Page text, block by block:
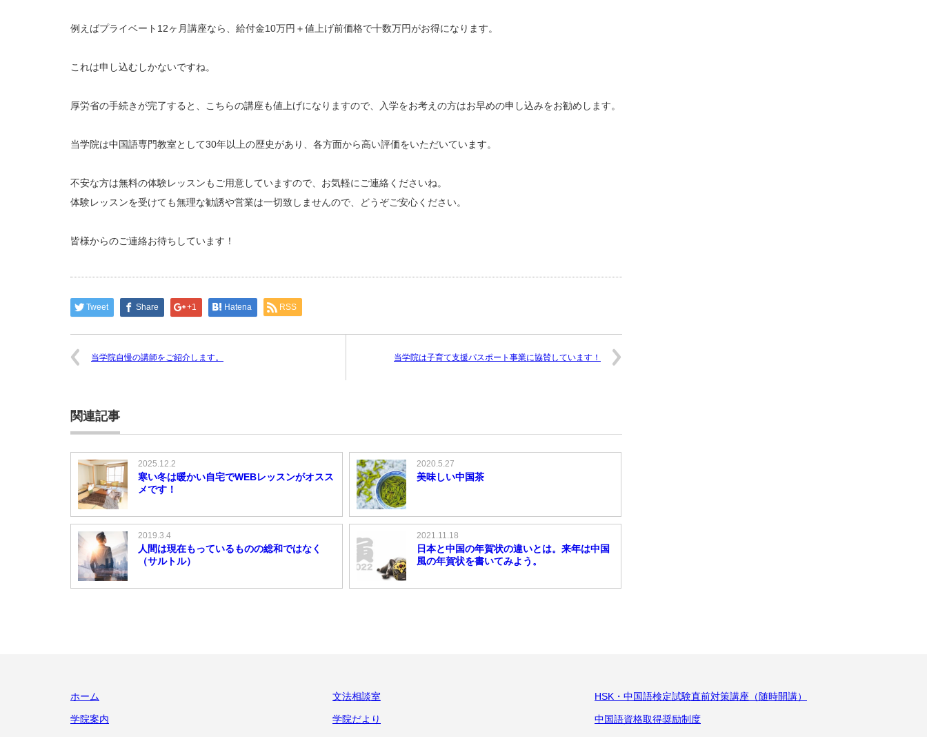
例えばプライベート12ヶ月講座なら、給付金10万円＋値上げ前価格で十数万円がお得になります。
これは申し込むしかないですね。
厚労省の手続きが完了すると、こちらの講座も値上げになりますので、入学をお考えの方はお早めの申し込みをお勧めします。
当学院は中国語専門教室として30年以上の歴史があり、各方面から高い評価をいただいています。
不安な方は無料の体験レッスンもご用意していますので、お気軽にご連絡くださいね。
体験レッスンを受けても無理な勧誘や営業は一切致しませんので、どうぞご安心ください。
皆様からのご連絡お待ちしています！
Tweet Share +1 Hatena RSS
当学院自慢の講師をご紹介します。 当学院は子育て支援パスポート事業に協賛しています！
関連記事
2025.12.2
寒い冬は暖かい自宅でWEBレッスンがオスス
メです！
2020.5.27
美味しい中国茶
2019.3.4
人間は現在もっているものの総和ではなく
（サルトル）
2021.11.18
日本と中国の年賀状の違いとは。来年は中国
風の年賀状を書いてみよう。
ホーム
学院案内
文法相談室
学院だより
HSK・中国語検定試験直前対策講座（随時開講）
中国語資格取得奨励制度